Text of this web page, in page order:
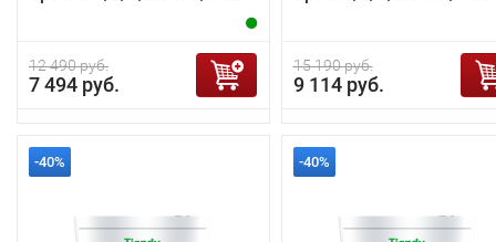
12 490 руб.
7 494 руб.
15 190 руб.
9 114 руб.
-40% -40%